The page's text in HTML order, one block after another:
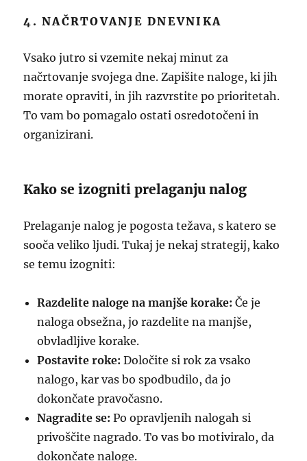
4. NAČRTOVANJE DNEVNIKA
Vsako jutro si vzemite nekaj minut za
načrtovanje svojega dne. Zapišite naloge, ki jih
morate opraviti, in jih razvrstite po prioritetah.
To vam bo pomagalo ostati osredotočeni in
organizirani.
Kako se izogniti prelaganju nalog
Prelaganje nalog je pogosta težava, s katero se
sooča veliko ljudi. Tukaj je nekaj strategij, kako
se temu izogniti:
Razdelite naloge na manjše korake: Če je
naloga obsežna, jo razdelite na manjše,
obvladljive korake.
Postavite roke: Določite si rok za vsako
nalogo, kar vas bo spodbudilo, da jo
dokončate pravočasno.
Nagradite se: Po opravljenih nalogah si
privoščite nagrado. To vas bo motiviralo, da
dokončate naloge.